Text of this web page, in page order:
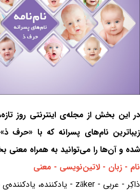
در این بخش از مجله‌ی اینترنتی روز
زیباترین نام‌های پسرانه که با «حرف
شده و آن‌ها را می‌توانید به همراه معنی
نام - زبان - لاتین‌نویسی - معنی
ذاکِر - عربی - zāker - یادکننده، یادکننده‌ی خداوند